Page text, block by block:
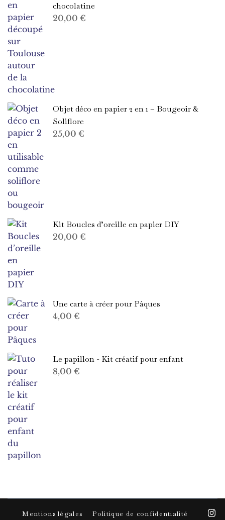
chocolatine
20,00 €
Objet déco en papier 2 en 1 – Bougeoir &
Soliflore
25,00 €
Kit Boucles d’oreille en papier DIY
20,00 €
Une carte à créer pour Pâques
4,00 €
Le papillon - Kit créatif pour enfant
8,00 €
Mentions légales Politique de confidentialité